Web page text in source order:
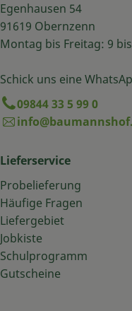
Egenhausen 54
91619 Obernzenn
Montag bis Freitag: 9
Schick uns eine
09844 33 5 99 0
Lieferservice
Probelieferung
Häufige Fragen
Liefergebiet
Jobkiste
Schulprogramm
Gutscheine